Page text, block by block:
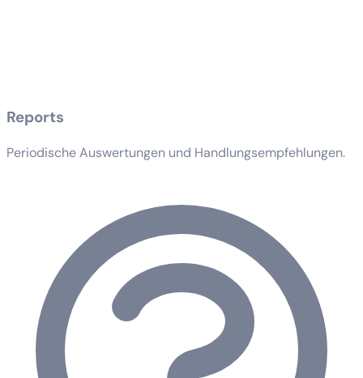
Reports
Periodische Auswertungen und Handlungsempfehlungen.